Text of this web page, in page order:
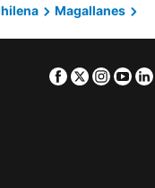
Magallanes
Facebook
Twitter